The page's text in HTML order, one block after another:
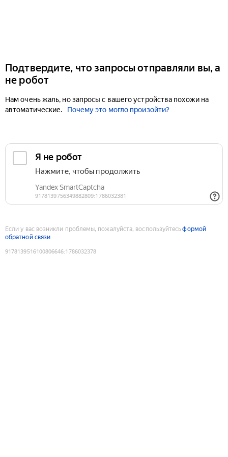
Подтвердите, что запросы отправляли вы, а
не робот
Нам очень жаль, но запросы с вашего устройства похожи на
автоматические.
Почему это могло произойти?
Если у вас возникли проблемы, пожалуйста, воспользуйтесьформой
обратной связи
9178139516100806646:1786032378